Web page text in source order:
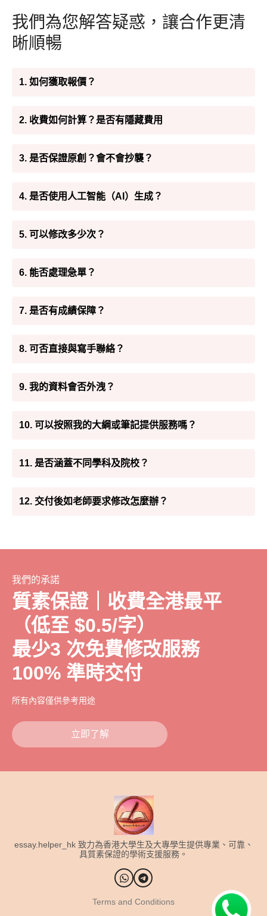
我們為您解答疑惑，讓合作更清
晰順暢
1. 如何獲取報價？
2. 收費如何計算？是否有隱藏費用
3. 是否保證原創？會不會抄襲？
4. 是否使用人工智能（AI）生成？
5. 可以修改多少次？
6. 能否處理急單？
7. 是否有成績保障？
8. 可否直接與寫手聯絡？
9. 我的資料會否外洩？
10. 可以按照我的大綱或筆記提供服務嗎？
11. 是否涵蓋不同學科及院校？
12. 交付後如老師要求修改怎麼辦？
我們的承諾
質素保證｜收費全港最平
（低至 $0.5/字）
最少3 次免費修改服務
100% 準時交付
所有內容僅供參考用途
立即了解
essay.helper_hk 致力為香港大學生及大專學生提供專業、可靠、
具質素保證的學術支援服務。
Terms and Conditions